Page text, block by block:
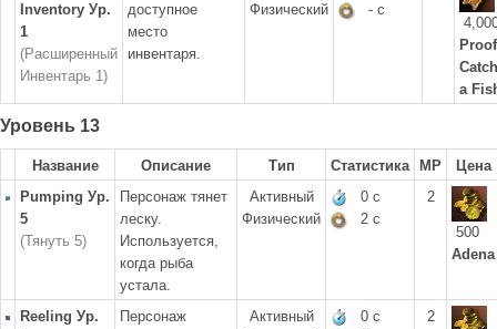
Inventory Ур.
1
(Расширенный
Инвентарь 1)
доступное
место
инвентаря.
Физический
- с
a
Уровень 13
Название Описание Тип Статистика MP
Цена
Pumping Ур.
5
(Тянуть 5)
Персонаж тянет
леску.
Используется,
когда рыба
устала.
Активный
Физический
0 с
2 с
2
500
Adena
Reeling Ур.
Персонаж
Активный
0 с
2